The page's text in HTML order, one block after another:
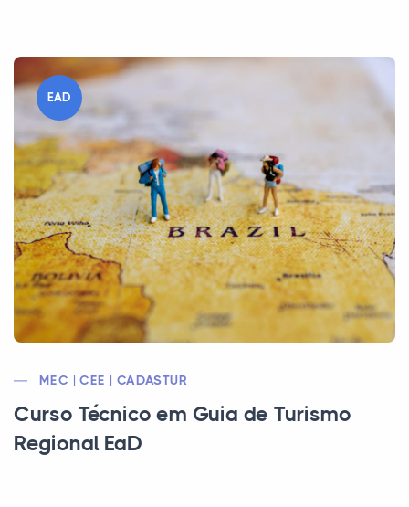
EAD
MEC | CEE | CADASTUR
Curso Técnico em Guia de Turismo
Regional EaD